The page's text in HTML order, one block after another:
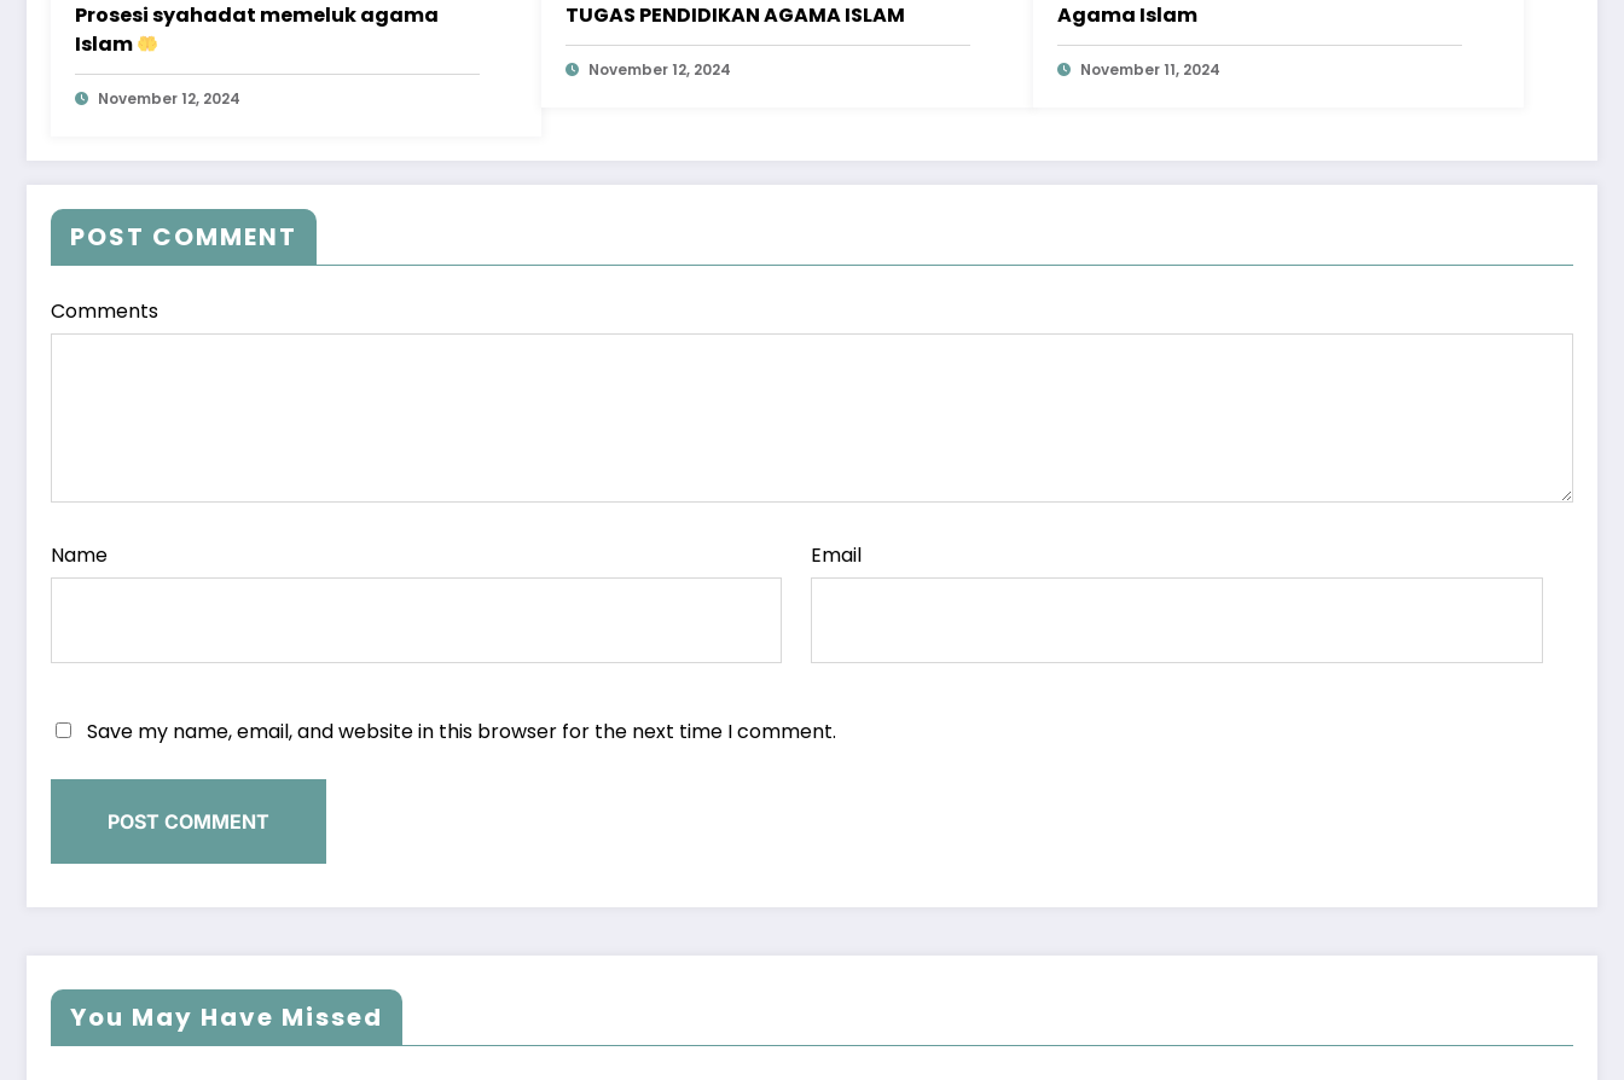
Prosesi syahadat memeluk agama
Islam
November 12, 2024
TUGAS PENDIDIKAN AGAMA ISLAM
November 12, 2024
Agama Islam
November 11, 2024
POST COMMENT
Comments
Name Email
Save my name, email, and website in this browser for the next time I comment.
You May Have Missed